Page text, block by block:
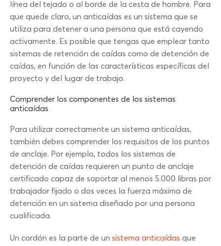
línea del tejado o al borde de la cesta de hombre. Para
que quede claro, un anticaídas es un sistema que se
utiliza para detener a una persona que está cayendo
activamente. Es posible que tengas que emplear tanto
sistemas de retención de caídas como de detención de
caídas, en función de las características específicas del
proyecto y del lugar de trabajo.
Comprender los componentes de los sistemas
anticaídas
Para utilizar correctamente un sistema anticaídas,
también debes comprender los requisitos de los puntos
de anclaje. Por ejemplo, todos los sistemas de
detención de caídas requieren un punto de anclaje
certificado capaz de soportar al menos 5.000 libras por
trabajador fijado o dos veces la fuerza máxima de
detención en un sistema diseñado por una persona
cualificada.
Un cordón es la parte de un sistema anticaídas que